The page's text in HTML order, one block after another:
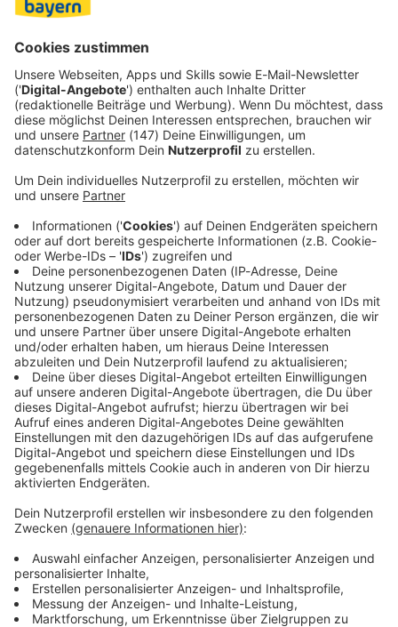
Immer auf dem Laufenden
bleiben!
Verpass' nichts mehr - mit unserem kostenlosen
ANTENNE BAYERN Newsletter. Ob Nachrichten,
Lifestyle oder unsere neuesten Aktionen - wir
informieren dich.
Zum Newsletter anmelden